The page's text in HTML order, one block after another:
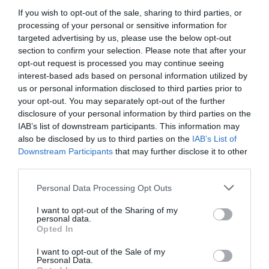
If you wish to opt-out of the sale, sharing to third parties, or
processing of your personal or sensitive information for
targeted advertising by us, please use the below opt-out
section to confirm your selection. Please note that after your
opt-out request is processed you may continue seeing
interest-based ads based on personal information utilized by
us or personal information disclosed to third parties prior to
your opt-out. You may separately opt-out of the further
disclosure of your personal information by third parties on the
IAB’s list of downstream participants. This information may
also be disclosed by us to third parties on the IAB’s List of
Downstream Participants that may further disclose it to other
Personal Data Processing Opt Outs
I want to opt-out of the Sharing of my
personal data.
Opted In
I want to opt-out of the Sale of my
Personal Data.
Uno de esos trabajos científicos relacionados puede
consultarse en el portal investigador de la UMU:The
monarchy–republic debate in Spain.
Los jóvenes se alejan de la institución
Uno de los elementos más relevantes de la investigación es
el fuerte componente generacional del rechazo a la
monarquía.
Cuanto menor es la edad de los encuestados, menor es
sectores con estudios superiores, donde el republicanismo
deja de ser una posición marginal para convertirse en una
opción cada vez más normalizada.
Ese fenómeno preocupa especialmente porque rompe uno